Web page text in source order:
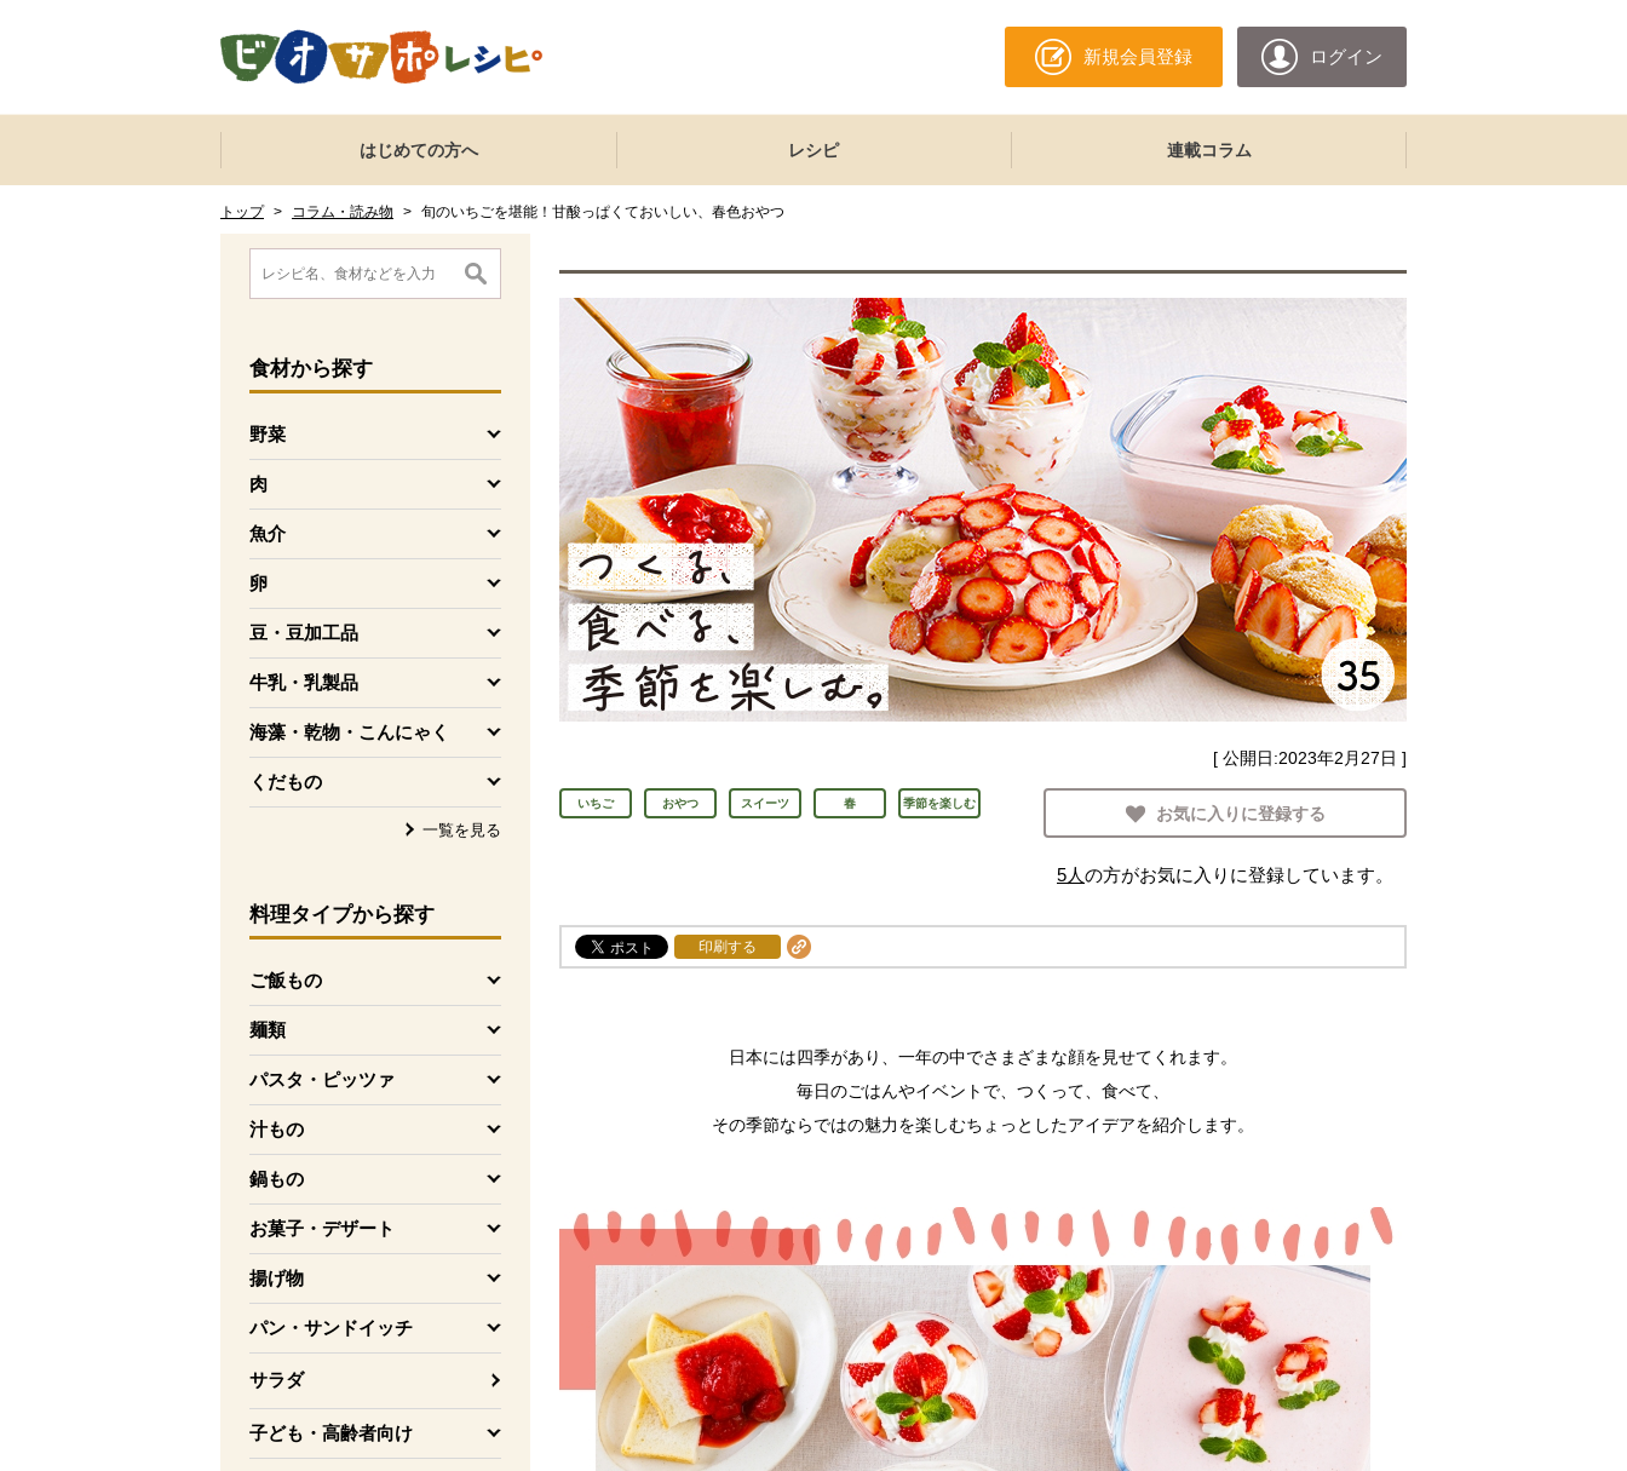
新規会員登録 ログイン
ここからサイト内共通メニューです。
サイト内共通メニューをスキップする
はじめての方へ レシピ 連載コラム
トップ > コラム・読み物 > 旬のいちごを堪能！甘酸っぱくておいしい、春色おやつ
ここから消費材検索メニューです。
食材から探す
野菜
を開く
肉
を開く
魚介
を開く
卵
を開く
豆・豆加工品
を開く
牛乳・乳製品
を開く
海藻・乾物・こんにゃく
を開く
くだもの
を開く
一覧を見る
料理タイプから探す
ご飯もの
を開く
麺類
を開く
パスタ・ピッツァ
を開く
汁もの
を開く
鍋もの
を開く
お菓子・デザート
を開く
揚げ物
を開く
パン・サンドイッチ
を開く
サラダ
子ども・高齢者向け
を開く
消費材検索メニューここまで。
ここから本文です。
[ 公開日:2023年2月27日 ]
いちご おやつ スイーツ 春 季節を楽しむ
お気に入りに登録する
5人の方がお気に入りに登録しています。
印刷する
日本には四季があり、一年の中でさまざまな顔を見せてくれます。
毎日のごはんやイベントで、つくって、食べて、
その季節ならではの魅力を楽しむちょっとしたアイデアを紹介します。